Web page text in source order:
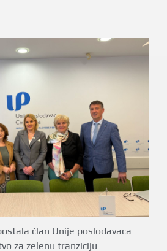
član Unije poslodavaca
za zelenu tranziciju